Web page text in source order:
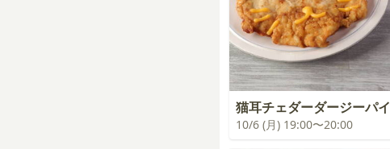
猫耳チェダーダージーパイ
10/6 (月) 19:00〜20:00